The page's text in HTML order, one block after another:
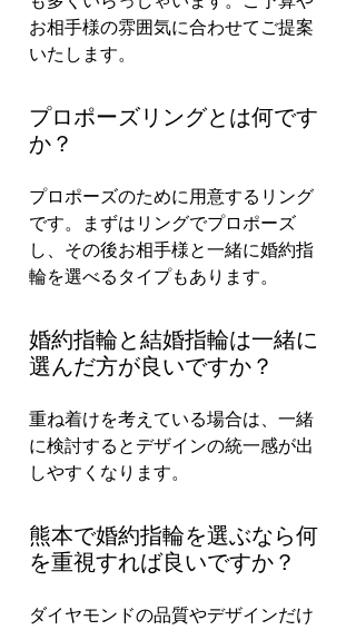
お相手様の雰囲気に合わせてご提案
いたします。
プロポーズリングとは何です
か？
プロポーズのために用意するリング
です。まずはリングでプロポーズ
し、その後お相手様と一緒に婚約指
輪を選べるタイプもあります。
婚約指輪と結婚指輪は一緒に
選んだ方が良いですか？
重ね着けを考えている場合は、一緒
に検討するとデザインの統一感が出
しやすくなります。
熊本で婚約指輪を選ぶなら何
を重視すれば良いですか？
ダイヤモンドの品質やデザインだけ